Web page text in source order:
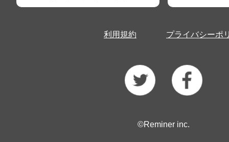
利用規約 プライバシーポ
©Reminer inc.